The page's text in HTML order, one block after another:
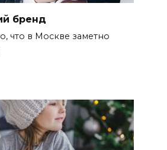
бренд
что в Москве заметно